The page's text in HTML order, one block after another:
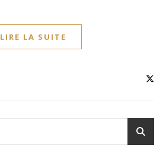
LIRE LA SUITE